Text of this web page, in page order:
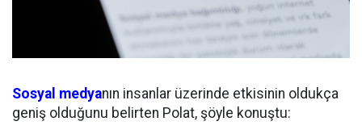
Sosyal medyanın insanlar üzerinde etkisinin oldukça
geniş olduğunu belirten Polat, şöyle konuştu: